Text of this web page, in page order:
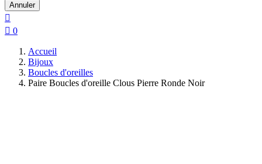
Annuler

 0
Accueil
Bijoux
Boucles d'oreilles
Paire Boucles d'oreille Clous Pierre Ronde Noir